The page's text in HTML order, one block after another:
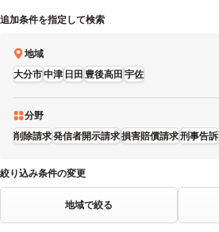
追加条件を指定して検索
地域
大分市中津日田豊後高田宇佐
分野
削除請求発信者開示請求損害賠償請求刑事告訴
絞り込み条件の変更
地域で絞る